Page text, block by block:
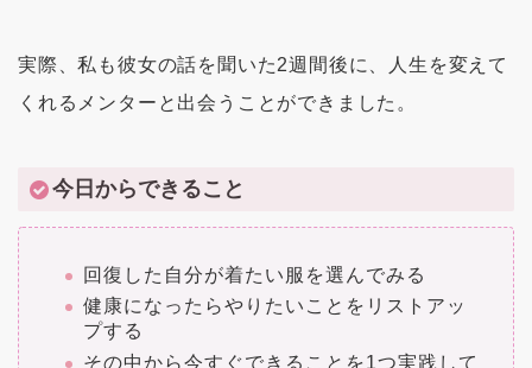
実際、私も彼女の話を聞いた2週間後に、人生を変えて
くれるメンターと出会うことができました。
今日からできること
回復した自分が着たい服を選んでみる
健康になったらやりたいことをリストアッ
プする
その中から今すぐできることを1つ実践して